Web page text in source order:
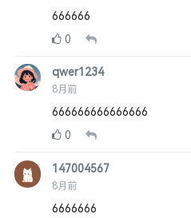
666666
0
qwer1234
8月前
666666666666666
0
147004567
8月前
6666666